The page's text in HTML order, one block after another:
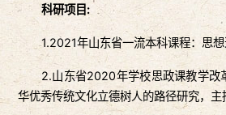
科研项目:
1.2021年山东省一流本科课程：思想
2.山东省2020年学校思政课教学改
华优秀传统文化立德树人的路径研究，主